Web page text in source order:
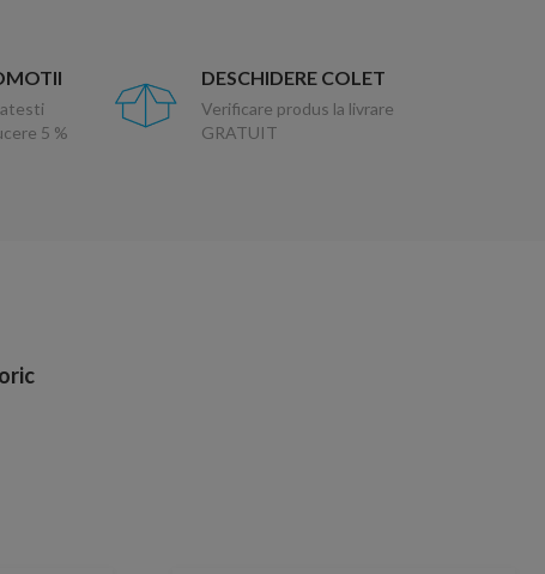
5 %
DESCHIDERE COLET
Verificare produs la livrare
GRATUIT